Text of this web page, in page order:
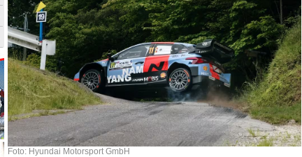
Foto: Hyundai Motorsport GmbH